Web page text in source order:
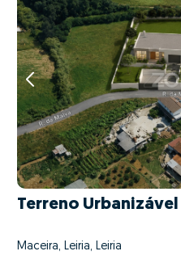
Terreno Urbanizável
Maceira, Leiria, Leiria